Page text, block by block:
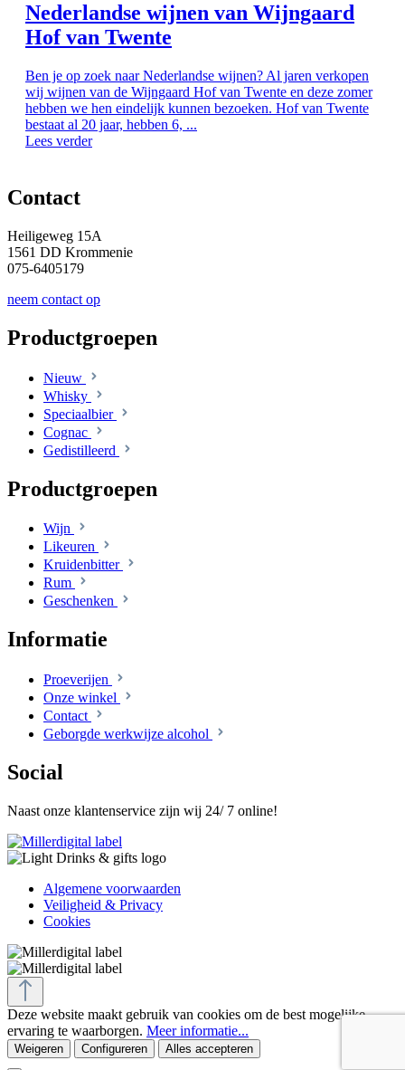
Nederlandse wijnen van Wijngaard
Hof van Twente
Ben je op zoek naar Nederlandse wijnen? Al jaren verkopen
wij wijnen van de Wijngaard Hof van Twente en deze zomer
hebben we hen eindelijk kunnen bezoeken. Hof van Twente
bestaat al 20 jaar, hebben 6, ...
Lees verder
Contact
Heiligeweg 15A
1561 DD Krommenie
075-6405179
neem contact op
Productgroepen
Nieuw
Whisky
Speciaalbier
Cognac
Gedistilleerd
Productgroepen
Wijn
Likeuren
Kruidenbitter
Rum
Geschenken
Informatie
Proeverijen
Onze winkel
Contact
Geborgde werkwijze alcohol
Social
Naast onze klantenservice zijn wij 24/ 7 online!
Algemene voorwaarden
Veiligheid & Privacy
Cookies
Deze website maakt gebruik van cookies om de best mogelijke
ervaring te waarborgen. Meer informatie...
Weigeren Configureren Alles accepteren